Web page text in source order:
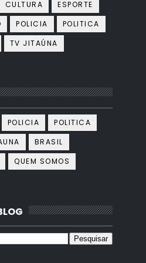
CULTURA
ESPORTE
POLICIA
POLITICA
TV JITAÚNA
POLICIA
POLITICA
BRASIL
QUEM SOMOS